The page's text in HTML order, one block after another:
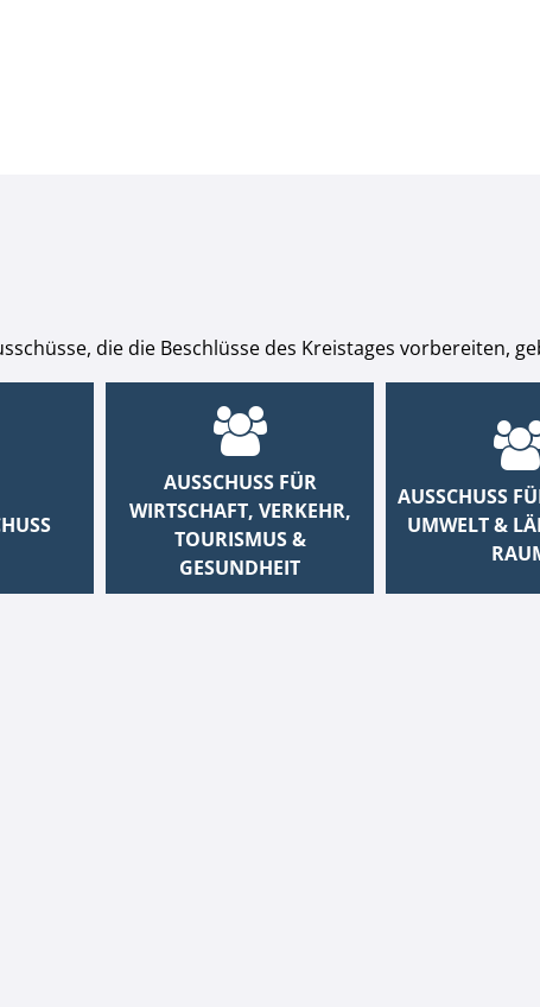
die die Beschlüsse des Kreistages vorbereiten,
AUSSCHUSS FÜR
WIRTSCHAFT, VERKEHR,
TOURISMUS &
GESUNDHEIT
AUSSCHUSS
UMWELT &